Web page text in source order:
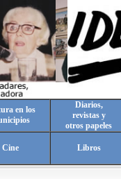
en los
Diarios,
revistas y
otros papeles
Cine Libros